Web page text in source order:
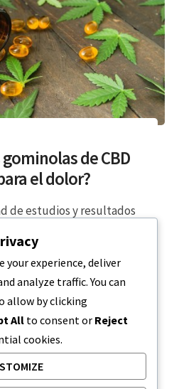
gominolas de CBD
el dolor?
de estudios y resultados
de…
20 DE DICIEMBRE DE 2023
your experience, deliver
analyze traffic. You can
allow by clicking
All to consent or Reject
cookies.